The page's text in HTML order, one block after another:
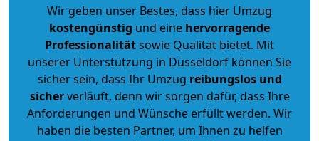
Wir geben unser Bestes, dass hier Umzug
kostengünstig und eine hervorragende
Professionalitätsowie Qualität bietet. Mit
unserer Unterstützung in Düsseldorf können Sie
sicher sein, dass Ihr Umzug reibungslos und
sicherverläuft, denn wir sorgen dafür, dass Ihre
Anforderungen und Wünsche erfüllt werden. Wir
haben die besten Partner, um Ihnen zu helfen